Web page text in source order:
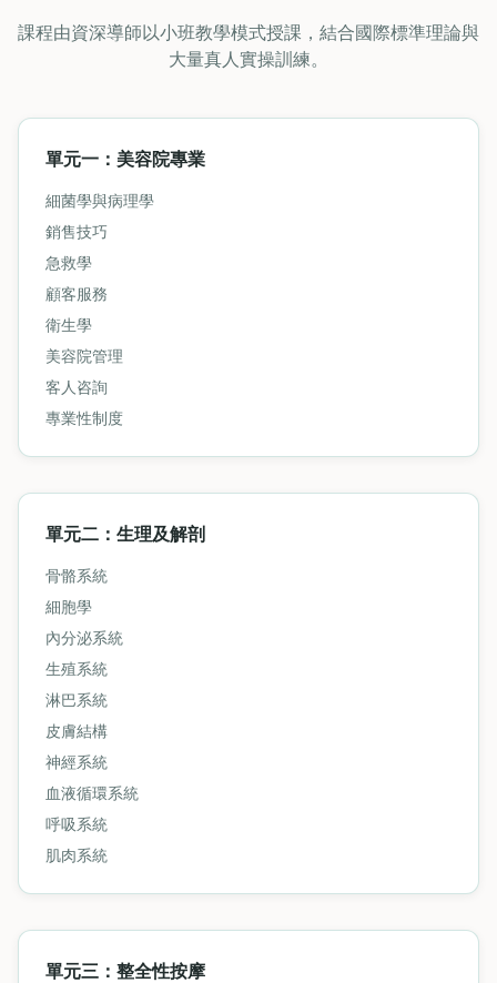
課程由資深導師以小班教學模式授課，結合國際標準理論與
大量真人實操訓練。
單元一：美容院專業
細菌學與病理學
銷售技巧
急救學
顧客服務
衛生學
美容院管理
客人咨詢
專業性制度
單元二：生理及解剖
骨骼系統
細胞學
內分泌系統
生殖系統
淋巴系統
皮膚結構
神經系統
血液循環系統
呼吸系統
肌肉系統
單元三：整全性按摩